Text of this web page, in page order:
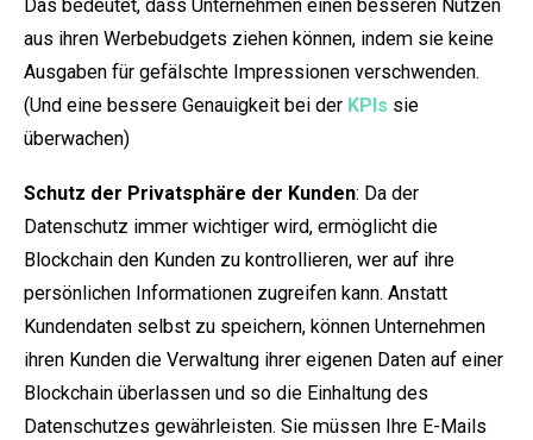
Das bedeutet, dass Unternehmen einen besseren Nutzen
aus ihren Werbebudgets ziehen können, indem sie keine
Ausgaben für gefälschte Impressionen verschwenden.
(Und eine bessere Genauigkeit bei der KPIs sie
überwachen)
Schutz der Privatsphäre der Kunden: Da der
Datenschutz immer wichtiger wird, ermöglicht die
Blockchain den Kunden zu kontrollieren, wer auf ihre
persönlichen Informationen zugreifen kann. Anstatt
Kundendaten selbst zu speichern, können Unternehmen
ihren Kunden die Verwaltung ihrer eigenen Daten auf einer
Blockchain überlassen und so die Einhaltung des
Datenschutzes gewährleisten. Sie müssen Ihre E-Mails